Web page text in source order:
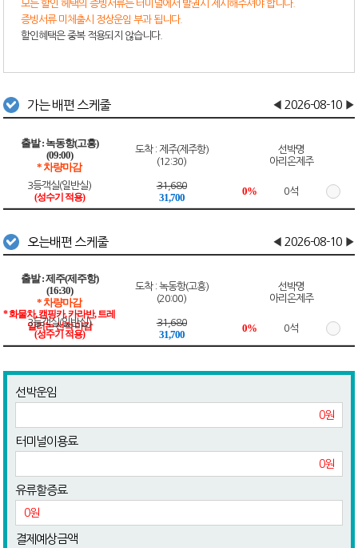
모든 할인 헤택의 증빙서류는 터미널에서 발권시 제시해주셔야 합니다.
증빙서류 미체출시 정상운임 부과 됩니다.
할인혜택은 중복 적용되지 않습니다.
가는 배편 스케줄 ◀ 2026-08-10 ▶
녹동항(고흥)
(09:00)
* 차량마감
제주(제주항)
(12:30)
아리온제주
3등객실(일반실)
(성수기 적용)
31,680
31,700
0% 0석
오는배편 스케줄 ◀ 2026-08-10 ▶
제주(제주항)
(16:30)
* 차량마감
* 화물차, 캠핑카, 카라반, 트레
일러는 선적 마감
녹동항(고흥)
(20:00)
아리온제주
3등객실(일반실)
(성수기 적용)
31,680
31,700
0% 0석
선박운임
0원
터미널이용료
0원
유류할증료
0원
결제예상금액